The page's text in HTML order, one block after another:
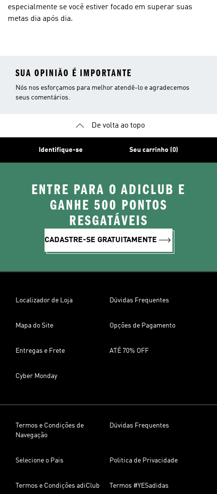
especialmente se você estiver focado em superar suas
metas dia após dia.
SUA OPINIÃO É IMPORTANTE
Nós nos esforçamos para melhor atendê-lo e agradecemos
seus comentários.
De volta ao topo
Identifique-se Seu carrinho (0)
ENTRE PARA O ADICLUB E
GANHE 500 PONTOS
RESGATÁVEIS
CADASTRE-SE GRATUITAMENTE
Localizador de Loja Dúvidas Frequentes
Mapa do Site Opções de Pagamento
Entregas e Frete ATÉ 70% OFF
Cyber Monday
Termos e Condições de
Navegação
Dúvidas Frequentes
Selecione o Pais Politica de Privacidade
Termos e Condições adiClub Termos #YESadidas